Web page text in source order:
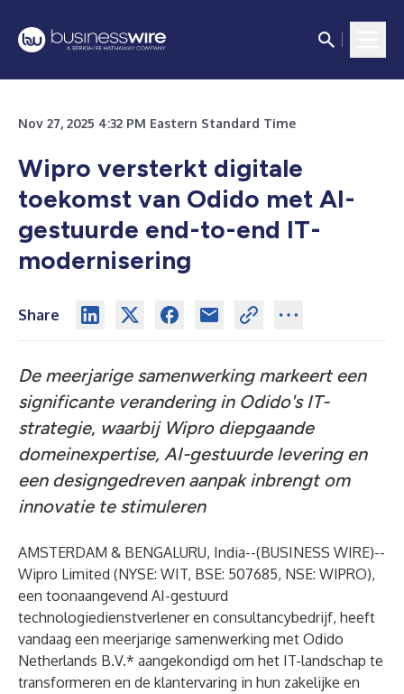
Nov 27, 2025 4:32 PM Eastern Standard Time
Wipro versterkt digitale
toekomst van Odido met AI-
gestuurde end-to-end IT-
modernisering
Share
De meerjarige samenwerking markeert een
significante verandering in Odido's IT-
strategie, waarbij Wipro diepgaande
domeinexpertise, AI-gestuurde levering en
een designgedreven aanpak inbrengt om
innovatie te stimuleren
AMSTERDAM & BENGALURU, India--(BUSINESS WIRE)--
Wipro Limited (NYSE: WIT, BSE: 507685, NSE: WIPRO),
een toonaangevend AI-gestuurd
technologiedienstverlener en consultancybedrijf, heeft
vandaag een meerjarige samenwerking met Odido
Netherlands B.V.* aangekondigd om het IT-landschap te
transformeren en de klantervaring in hun zakelijke en